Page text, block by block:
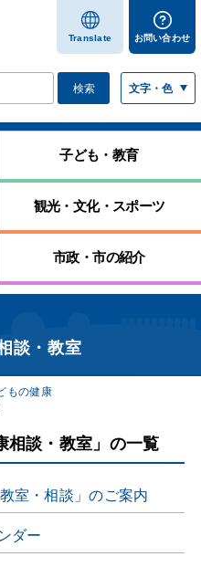
Translate お問い合わせ
検索 文字・色
子ども・教育
観光・文化・スポーツ
市政・市の紹介
談・教室
もの健康
相談・教室」の一覧
室・相談」のご案内
ダー